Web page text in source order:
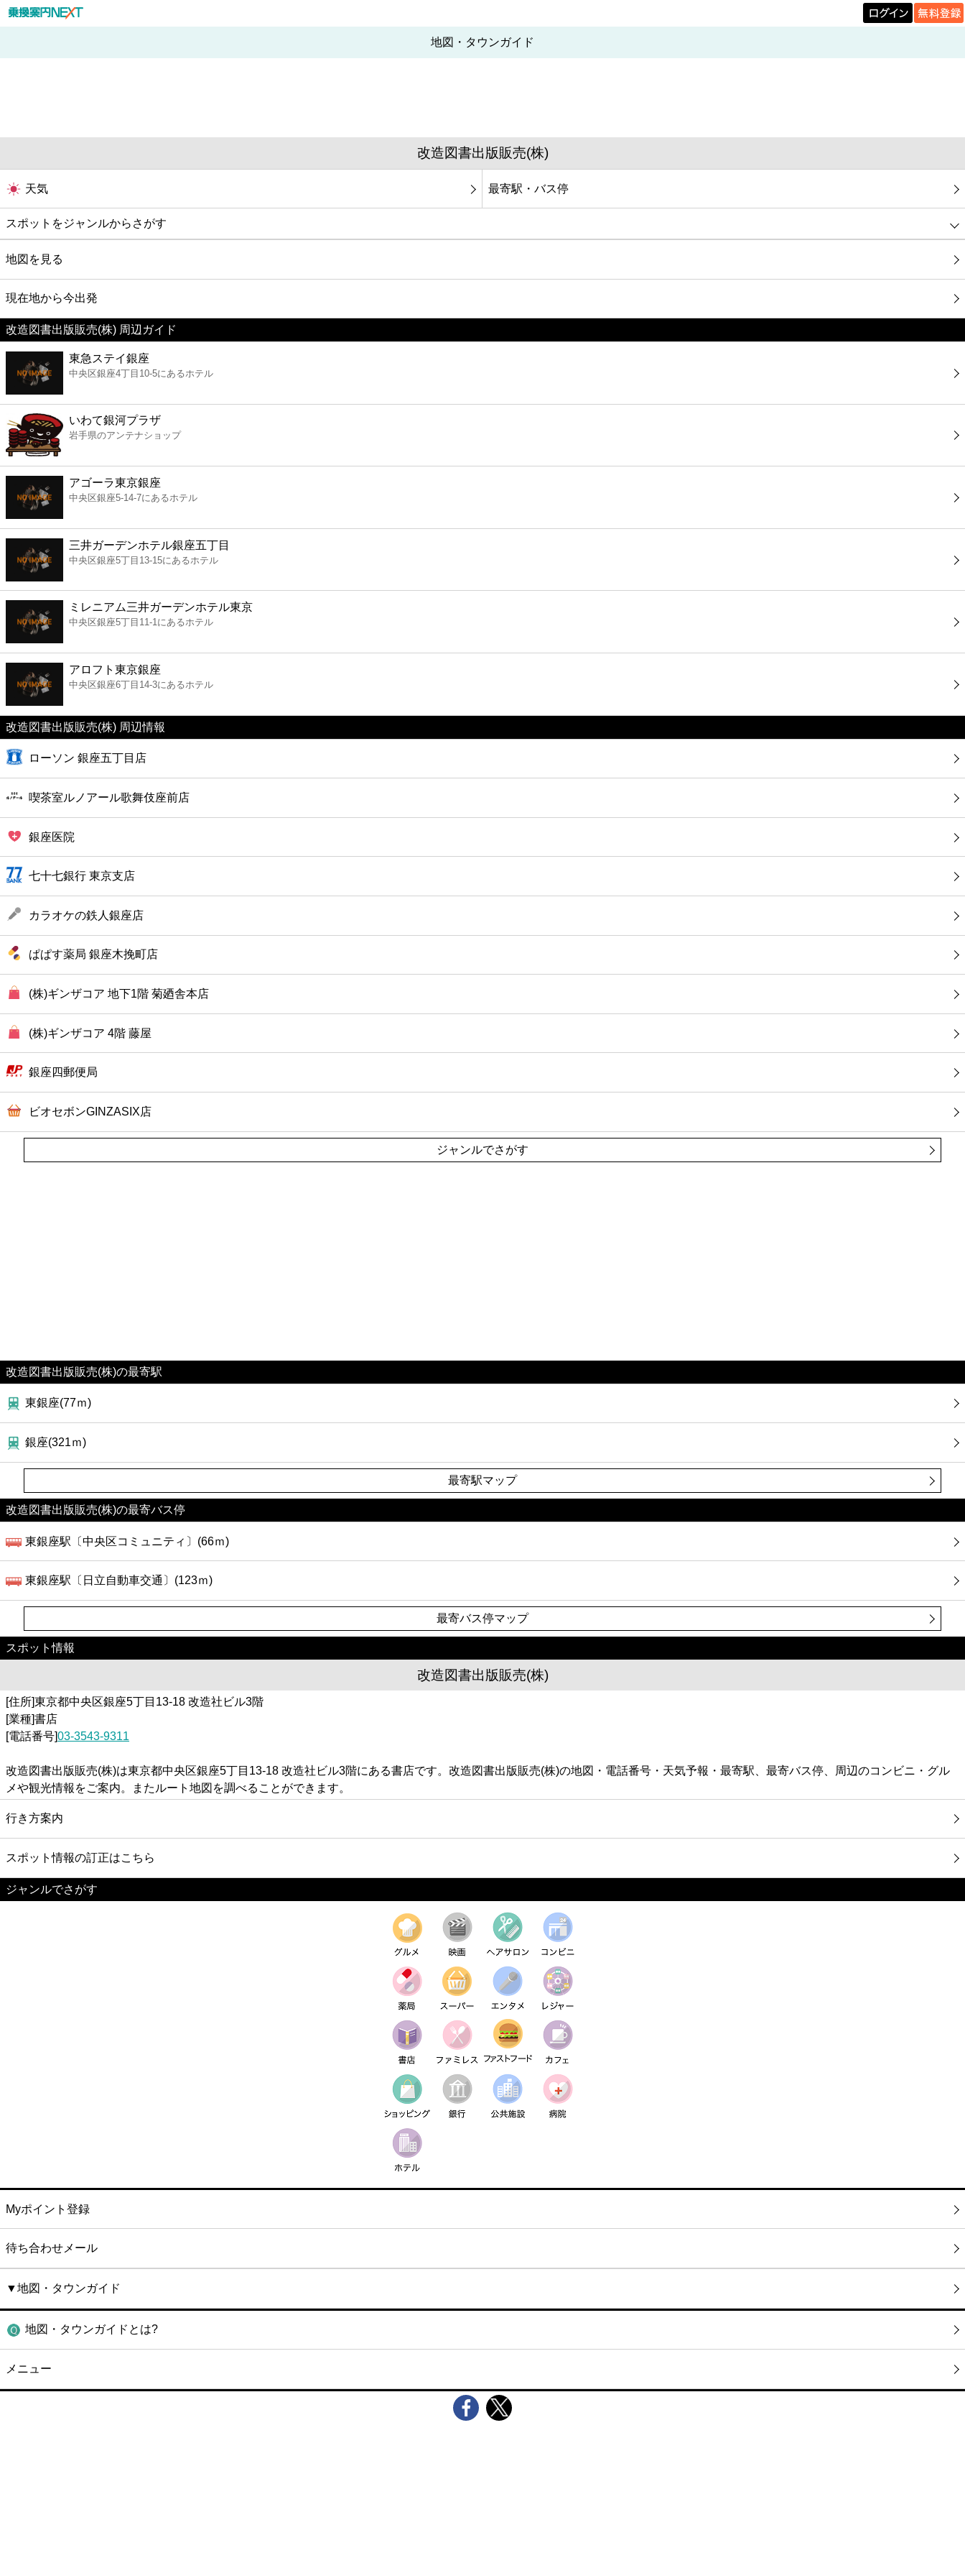
地図・タウンガイド
改造図書出版販売(株)
天気 最寄駅・バス停
スポットをジャンルからさがす
グルメ
映画
美容
コンビニ
薬局
スーパー
エンタメ
レジャー
書店
ファミレス
ファーストフード
カフェ
ショッピング
銀行
ホテル
地図を見る
現在地から今出発
改造図書出版販売(株) 周辺ガイド
東急ステイ銀座
中央区銀座4丁目10-5にあるホテル
いわて銀河プラザ
岩手県のアンテナショップ
アゴーラ東京銀座
中央区銀座5-14-7にあるホテル
三井ガーデンホテル銀座五丁目
中央区銀座5丁目13-15にあるホテル
ミレニアム三井ガーデンホテル東京
中央区銀座5丁目11-1にあるホテル
アロフト東京銀座
中央区銀座6丁目14-3にあるホテル
改造図書出版販売(株) 周辺情報
ローソン 銀座五丁目店
喫茶室ルノアール歌舞伎座前店
銀座医院
七十七銀行 東京支店
カラオケの鉄人銀座店
ぱぱす薬局 銀座木挽町店
(株)ギンザコア 地下1階 菊廼舎本店
(株)ギンザコア 4階 藤屋
銀座四郵便局
ビオセボンGINZASIX店
ジャンルでさがす
改造図書出版販売(株)の最寄駅
東銀座(77ｍ)
銀座(321ｍ)
最寄駅マップ
改造図書出版販売(株)の最寄バス停
東銀座駅〔中央区コミュニティ〕(66ｍ)
東銀座駅〔日立自動車交通〕(123ｍ)
最寄バス停マップ
スポット情報
改造図書出版販売(株)
[住所]東京都中央区銀座5丁目13-18 改造社ビル3階
[業種]書店
[電話番号]03-3543-9311
改造図書出版販売(株)は東京都中央区銀座5丁目13-18 改造社ビル3階にある書店です。改造図書出版販売(株)の地図・電話番号・天気予報・最寄駅、最寄バス停、周辺のコンビニ・グル
メや観光情報をご案内。またルート地図を調べることができます。
行き方案内
スポット情報の訂正はこちら
ジャンルでさがす
Myポイント登録
待ち合わせメール
▼地図・タウンガイド
地図・タウンガイドとは?
メニュー